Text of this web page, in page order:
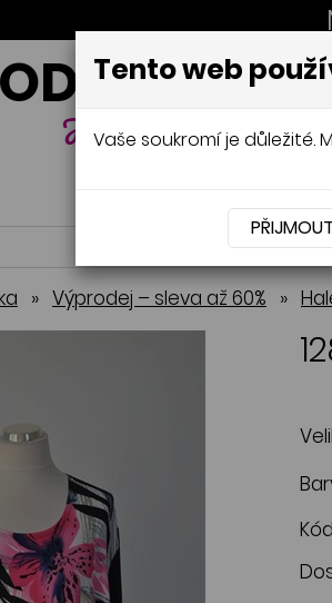
XXL
Jana Mládková
» Výprodej – sleva až 60% »
Tento web
Vaše soukromí je důležité.